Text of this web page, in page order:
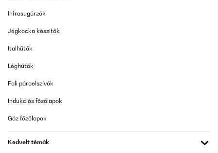
Infrasugárzók
Jégkocka készítők
Italhűtők
Léghűtők
Fali páraelszívók
Indukciós főzőlapok
Gáz főzőlapok
Kedvelt témák